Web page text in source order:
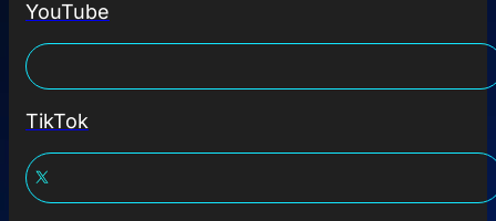
YouTube
TikTok